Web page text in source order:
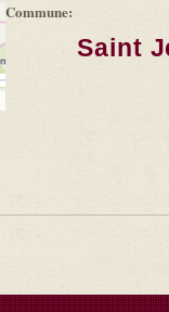
Commune:
Saint